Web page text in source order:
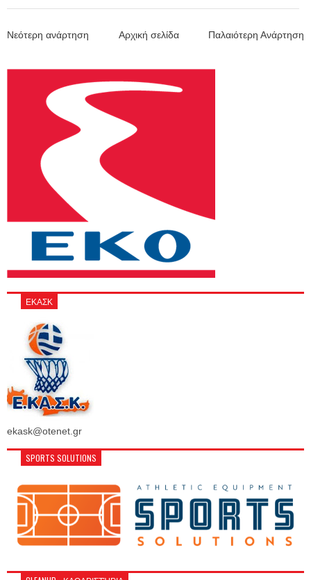
Νεότερη ανάρτηση Παλαιότερη Ανάρτηση
Αρχική σελίδα
ΕΚΑΣΚ
ekask@otenet.gr
SPORTS SOLUTIONS